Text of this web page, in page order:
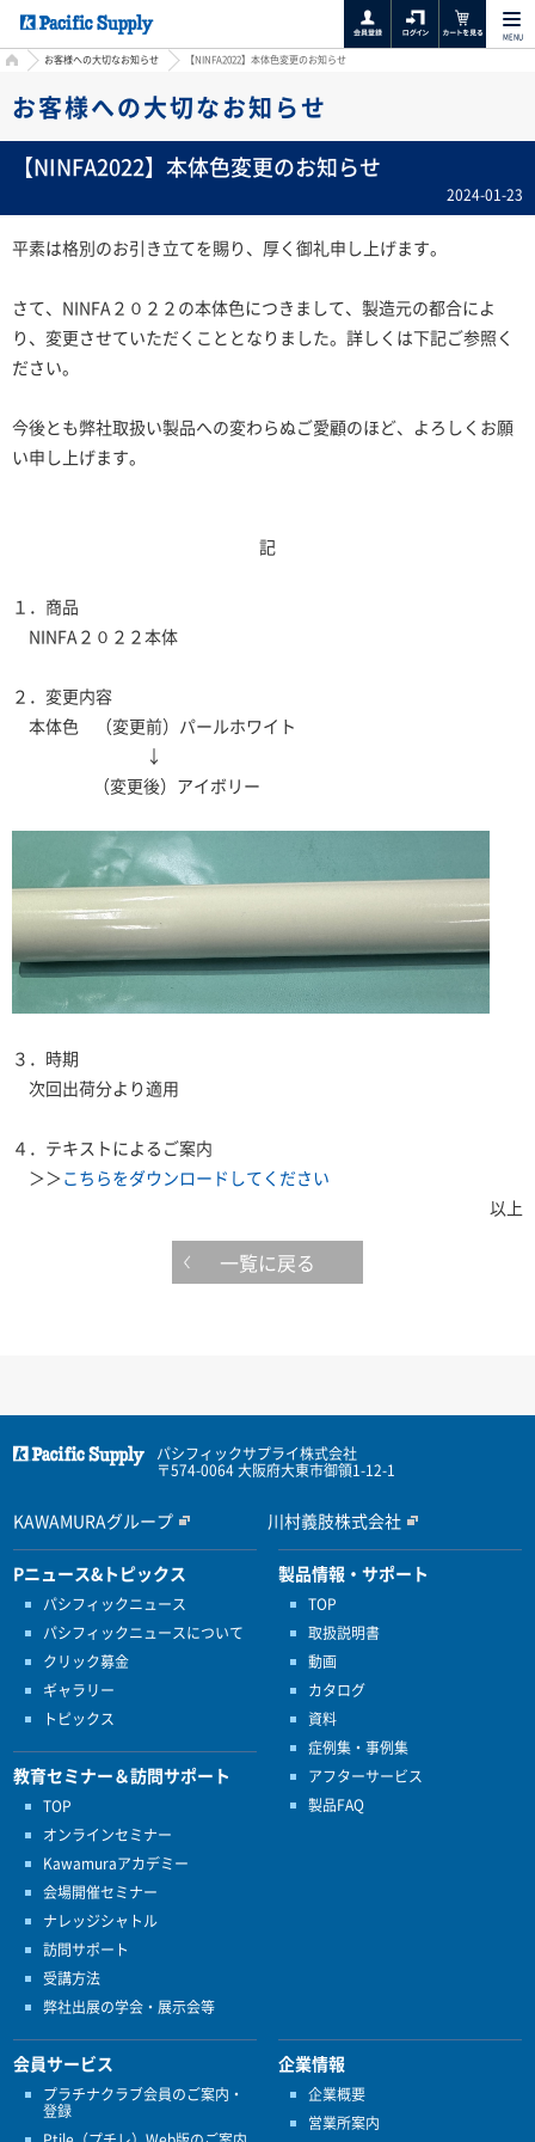
MENU
HOMEお客様への大切なお知らせ 【NINFA2022】本体色変更のお知らせ
お客様への大切なお知らせ
【NINFA2022】本体色変更のお知らせ
2024-01-23
平素は格別のお引き立てを賜り、厚く御礼申し上げます。
さて、NINFA２０２２の本体色につきまして、製造元の都合によ
り、変更させていただくこととなりました。詳しくは下記ご参照く
ださい。
今後とも弊社取扱い製品への変わらぬご愛顧のほど、よろしくお願
い申し上げます。
記
１．商品
NINFA２０２２本体
２．変更内容
本体色 （変更前）パールホワイト
↓
（変更後）アイボリー
３．時期
次回出荷分より適用
４．テキストによるご案内
＞＞こちらをダウンロードしてください
以上
一覧に戻る
パシフィックサプライ株式会社
〒574-0064 大阪府大東市御領1-12-1
KAWAMURAグループ 川村義肢株式会社
Pニュース&トピックス
パシフィックニュース
パシフィックニュースについて
クリック募金
ギャラリー
トピックス
教育セミナー＆訪問サポート
TOP
オンラインセミナー
Kawamuraアカデミー
会場開催セミナー
ナレッジシャトル
訪問サポート
受講方法
弊社出展の学会・展示会等
製品情報・サポート
TOP
取扱説明書
動画
カタログ
資料
症例集・事例集
アフターサービス
製品FAQ
会員サービス
プラチナクラブ会員のご案内・
登録
企業情報
企業概要
営業所案内